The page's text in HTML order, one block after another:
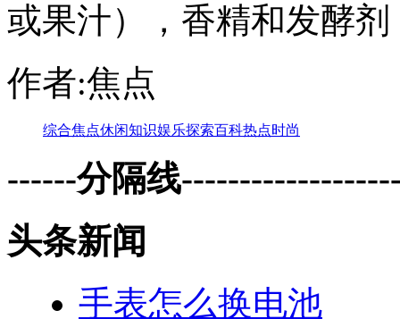
或果汁），香精和发酵
作者:焦点
综合焦点休闲知识娱乐探索百科热点时尚
------分隔线
头条新闻
手表怎么换电池